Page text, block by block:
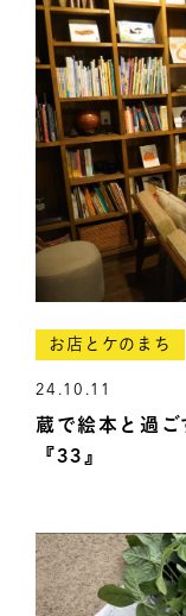
お店とケのまち
24.10.11
蔵で絵本と過ご
『33』